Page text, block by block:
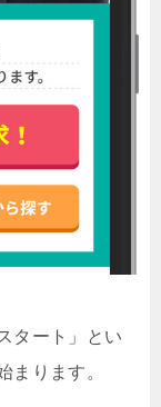
タート」とい
まります。